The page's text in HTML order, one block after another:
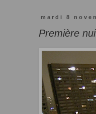
mardi 8
Première